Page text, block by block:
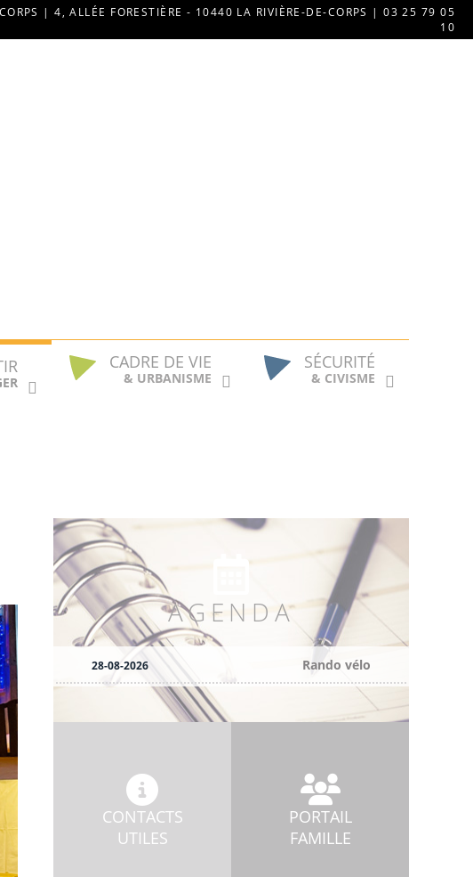
| 4, ALLÉE FORESTIÈRE - 10440 LA RIVIÈRE-DE-CORPS | 03 25 79 05
10
CADRE DE VIE
& URBANISME
SÉCURITÉ
& CIVISME
AGENDA
28-08-2026 Rando vélo
CONTACTS
UTILES
PORTAIL
FAMILLE